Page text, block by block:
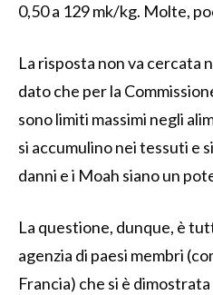
0,50 a 129 mk/kg. Molte,
La risposta non va cercata
dato che per la
sono limiti massimi negli
si accumulino nei tessuti e
danni e i Moah siano un
La questione, dunque, è
agenzia di paesi membri
Francia) che si è